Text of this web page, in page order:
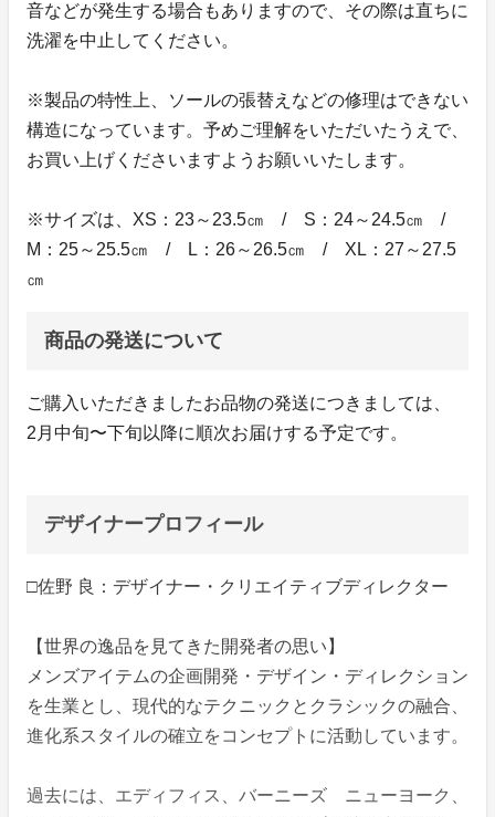
音などが発生する場合もありますので、その際は直ちに
洗濯を中止してください。
※製品の特性上、ソールの張替えなどの修理はできない
構造になっています。予めご理解をいただいたうえで、
お買い上げくださいますようお願いいたします。
※サイズは、XS：23～23.5㎝ / S：24～24.5㎝ /
M：25～25.5㎝ / L：26～26.5㎝ / XL：27～27.5
㎝
商品の発送について
ご購入いただきましたお品物の発送につきましては、
2月中旬〜下旬以降に順次お届けする予定です。
デザイナープロフィール
□佐野 良：デザイナー・クリエイティブディレクター
【世界の逸品を見てきた開発者の思い】
メンズアイテムの企画開発・デザイン・ディレクション
を生業とし、現代的なテクニックとクラシックの融合、
進化系スタイルの確立をコンセプトに活動しています。
過去には、エディフィス、バーニーズ ニューヨーク、